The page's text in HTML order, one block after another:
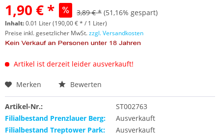
1,90 € * 3,89 € * (51,16% gespart)
Inhalt:0.01 Liter (190,00 € * / 1 Liter)
Preise inkl. gesetzlicher MwSt.zzgl. Versandkosten
Artikel ist derzeit leider ausverkauft!
Merken Bewerten
Artikel-Nr.:
ST002763
Filialbestand Prenzlauer Berg:
Ausverkauft
Filialbestand Treptower Park:
Ausverkauft